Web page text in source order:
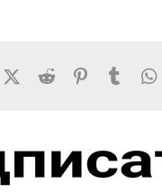
X (Twitter)
Reddit PinterestTumblr